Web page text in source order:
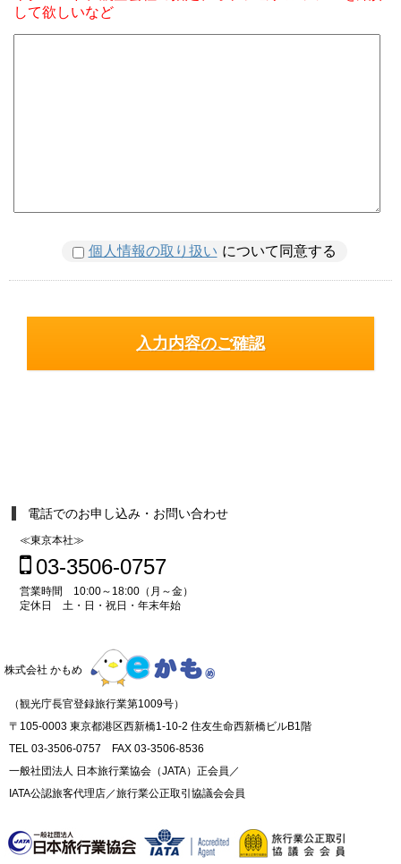
して欲しいなど
個人情報の取り扱い について同意する
電話でのお申し込み・お問い合わせ
≪東京本社≫
03-3506-0757
営業時間 10:00～18:00（月～金）
定休日 土・日・祝日・年末年始
株式会社 かもめ
（観光庁長官登録旅行業第1009号）
〒105-0003 東京都港区西新橋1-10-2 住友生命西新橋ビルB1階
TEL 03-3506-0757 FAX 03-3506-8536
一般社団法人 日本旅行業協会（JATA）正会員／
IATA公認旅客代理店／旅行業公正取引協議会会員